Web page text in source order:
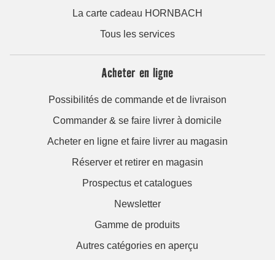
La carte cadeau HORNBACH
Tous les services
Acheter en ligne
Possibilités de commande et de livraison
Commander & se faire livrer à domicile
Acheter en ligne et faire livrer au magasin
Réserver et retirer en magasin
Prospectus et catalogues
Newsletter
Gamme de produits
Autres catégories en aperçu